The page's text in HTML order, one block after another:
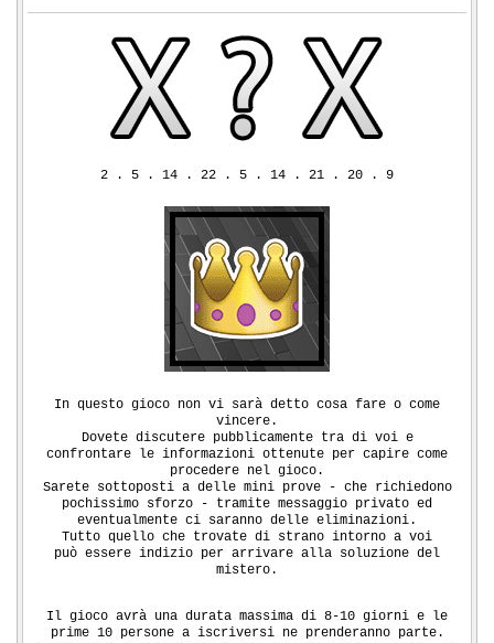
2 . 5 . 14 . 22 . 5 . 14 . 21 . 20 . 9
In questo gioco non vi sarà detto cosa fare o come
vincere.
Dovete discutere pubblicamente tra di voi e
confrontare le informazioni ottenute per capire come
procedere nel gioco.
Sarete sottoposti a delle mini prove - che richiedono
pochissimo sforzo - tramite messaggio privato ed
eventualmente ci saranno delle eliminazioni.
Tutto quello che trovate di strano intorno a voi
può essere indizio per arrivare alla soluzione del
mistero.
Il gioco avrà una durata massima di 8-10 giorni e le
prime 10 persone a iscriversi ne prenderanno parte.